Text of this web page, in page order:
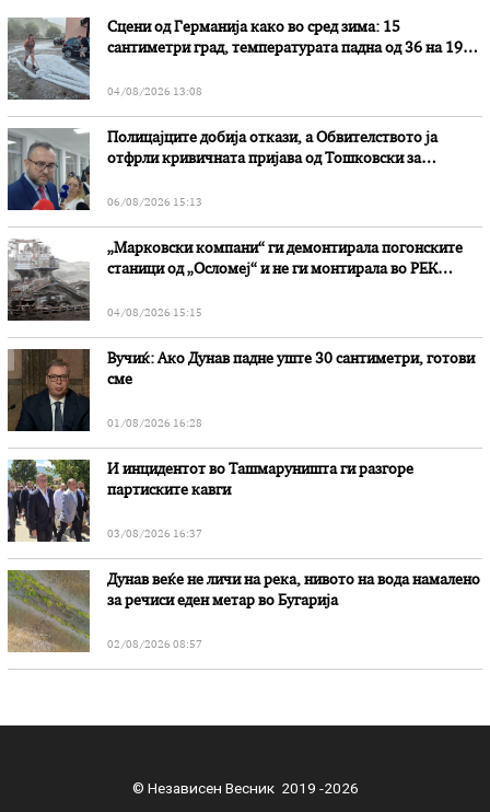
Сцени од Германија како во сред зима: 15
сантиметри град, температурата падна од 36 на 19
04/08/2026 13:08
Полицајците добија откази, а Обвителството ја
отфрли кривичната пријава од Тошковски за
06/08/2026 15:13
„Марковски компани“ ги демонтирала погонските
станици од „Осломеј“ и не ги монтирала во РЕК
04/08/2026 15:15
Вучиќ: Ако Дунав падне уште 30 сантиметри, готови
сме
01/08/2026 16:28
И инцидентот во Ташмаруништa ги разгоре
партиските кавги
03/08/2026 16:37
Дунав веќе не личи на река, нивото на вода намалено
за речиси еден метар во Бугарија
02/08/2026 08:57
© Независен Весник 2019 -2026